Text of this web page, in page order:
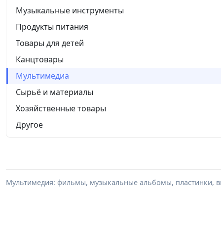
Музыкальные инструменты
Продукты питания
Товары для детей
Канцтовары
Мультимедиа
Сырьё и материалы
Хозяйственные товары
Другое
Мультимедия: фильмы, музыкальные альбомы, пластинки,